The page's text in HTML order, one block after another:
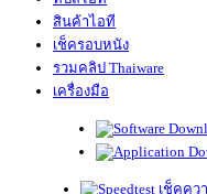
สินค้าไอที
เช็ครอบหนัง
รวมคลิป Thaiware
เครื่องมือ
เช็คคว